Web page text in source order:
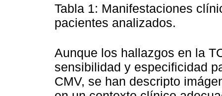
Tabla 1: Manifestaciones
pacientes analizados.
Aunque los hallazgos en la
sensibilidad y especificidad
CMV, se han descripto